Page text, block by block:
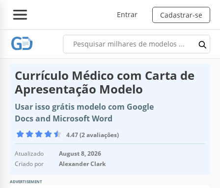
Entrar Cadastrar-se
Currículo Médico com Carta de
Apresentação Modelo
Usar isso grátis modelo com Google
Docs and Microsoft Word
4.47 (2 avaliações)
Atualizado
August 8, 2026
Criado por
Alexander Clark
ADVERTISEMENT